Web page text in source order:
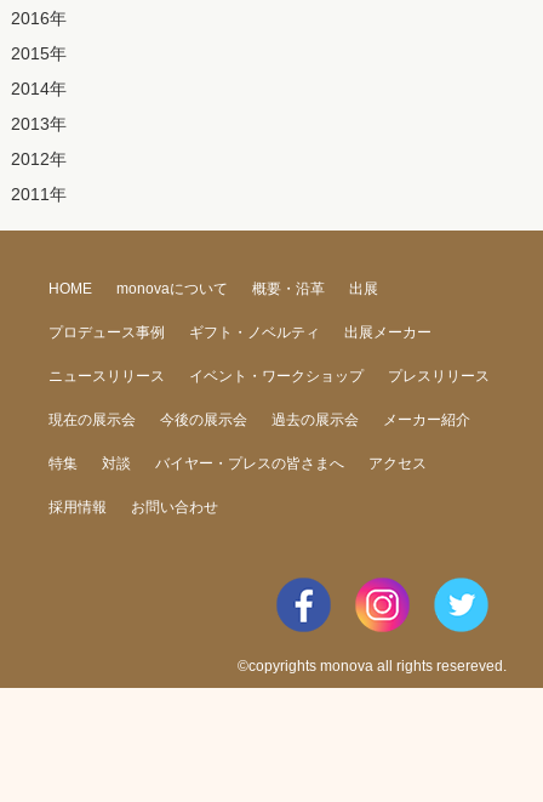
2016年
2015年
2014年
2013年
2012年
2011年
HOME monovaについて 概要・沿革 出展
プロデュース事例 ギフト・ノベルティ 出展メーカー
ニュースリリース イベント・ワークショップ プレスリリース
現在の展示会 今後の展示会 過去の展示会 メーカー紹介
特集 対談 バイヤー・プレスの皆さまへ アクセス
採用情報 お問い合わせ
©copyrights monova all rights resereved.